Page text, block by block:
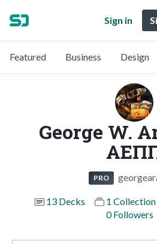
Sign in
Featured Business Design
George W.
PRO
13 Decks 1 Collection
0 Followers